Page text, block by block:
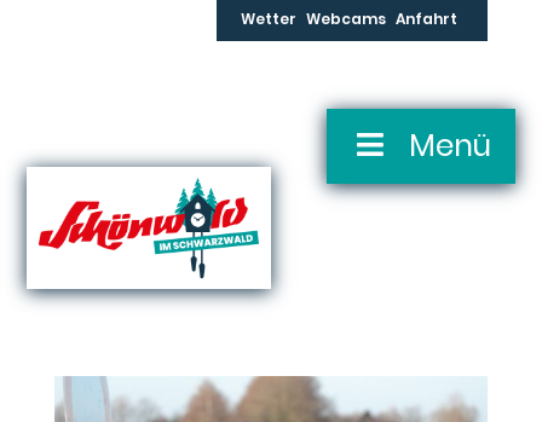
Wetter Webcams Anfahrt
Navigation
Menü